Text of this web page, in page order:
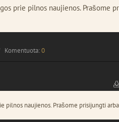
prie pilnos naujienos. Prašome
Komentuota:0
pilnos naujienos. Prašome prisijungti